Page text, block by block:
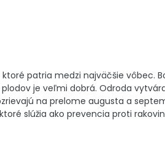
patria medzi najväčšie vôbec.
je veľmi dobrá. Odroda vytvára
na prelome augusta a
slúžia ako prevencia proti